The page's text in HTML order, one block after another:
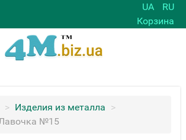
UA
RU
Корзина
> Изделия из металла >
№15